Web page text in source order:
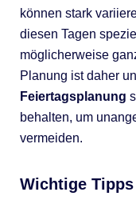
können stark
diesen Tagen
möglicherweise
Planung ist daher
Feiertagsplanung
behalten, um
vermeiden.
Wichtige